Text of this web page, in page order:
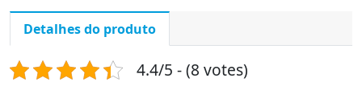
Detalhes do produto
4.4/5 - (8 votes)